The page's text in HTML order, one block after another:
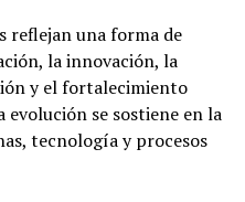
reflejan una forma de
la innovación, la
y el fortalecimiento
evolución se sostiene en la
tecnología y procesos